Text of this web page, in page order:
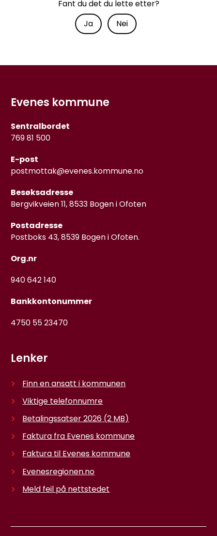
Fant du det du lette etter?
Ja
Nei
Evenes kommune
Sentralbordet
769 81 500
E-post
postmottak@evenes.kommune.no
Besøksadresse
Bergvikveien 11, 8533 Bogen i Ofoten
Postadresse
Postboks 43, 8539 Bogen i Ofoten.
Org.nr
940 642 140
Bankkontonummer
4750 55 23470
Lenker
Finn en ansatt i kommunen
Viktige telefonnumre
Betalingssatser 2026 (2 MB)
Faktura fra Evenes kommune
Faktura til Evenes kommune
Evenesregionen.no
Meld feil på nettstedet